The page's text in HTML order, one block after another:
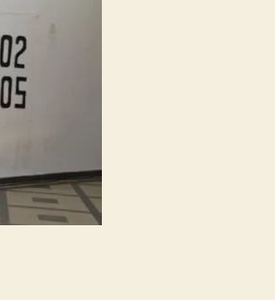
Nº
202
de